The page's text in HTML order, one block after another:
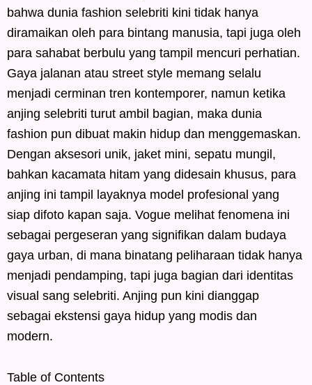
bahwa dunia fashion selebriti kini tidak hanya
diramaikan oleh para bintang manusia, tapi juga oleh
para sahabat berbulu yang tampil mencuri perhatian.
Gaya jalanan atau street style memang selalu
menjadi cerminan tren kontemporer, namun ketika
anjing selebriti turut ambil bagian, maka dunia
fashion pun dibuat makin hidup dan menggemaskan.
Dengan aksesori unik, jaket mini, sepatu mungil,
bahkan kacamata hitam yang didesain khusus, para
anjing ini tampil layaknya model profesional yang
siap difoto kapan saja. Vogue melihat fenomena ini
sebagai pergeseran yang signifikan dalam budaya
gaya urban, di mana binatang peliharaan tidak hanya
menjadi pendamping, tapi juga bagian dari identitas
visual sang selebriti. Anjing pun kini dianggap
sebagai ekstensi gaya hidup yang modis dan
modern.
Table of Contents